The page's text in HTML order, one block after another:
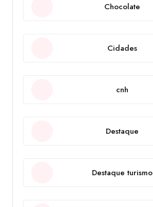
Chocolate
Cidades
cnh
Destaque
Destaque turismo